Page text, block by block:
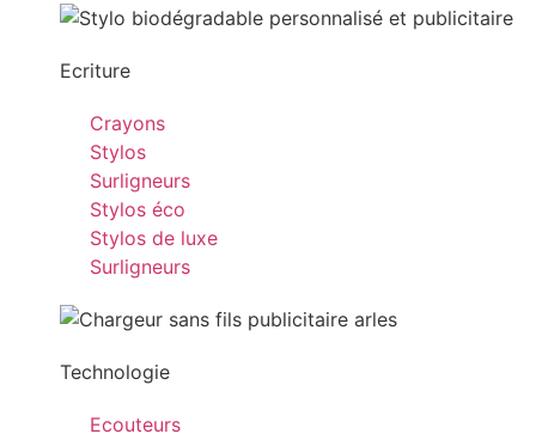
Ecriture
Crayons
Stylos
Surligneurs
Stylos éco
Stylos de luxe
Surligneurs
Technologie
Ecouteurs